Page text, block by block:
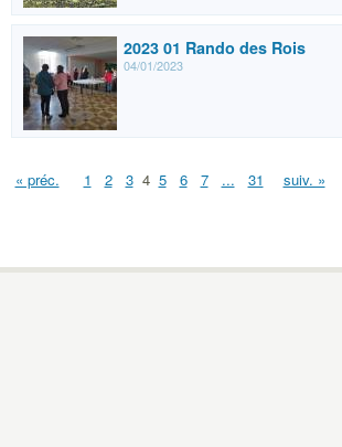
2023 01 Rando des Rois
04/01/2023
« préc. 1 2 3 4 5 6 7 ... 31 suiv. »